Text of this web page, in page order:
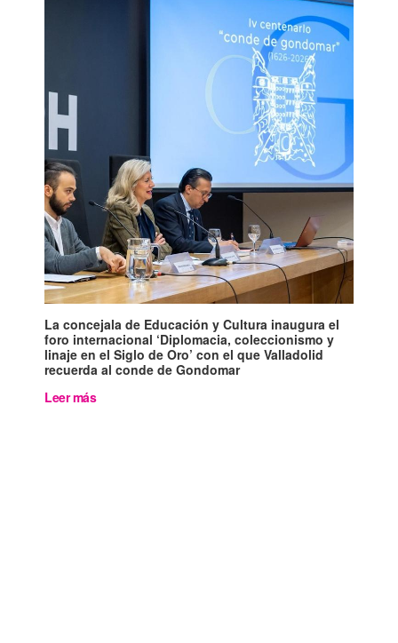
La concejala de Educación y Cultura inaugura el
foro internacional ‘Diplomacia, coleccionismo y
linaje en el Siglo de Oro’ con el que Valladolid
recuerda al conde de Gondomar
Leer más